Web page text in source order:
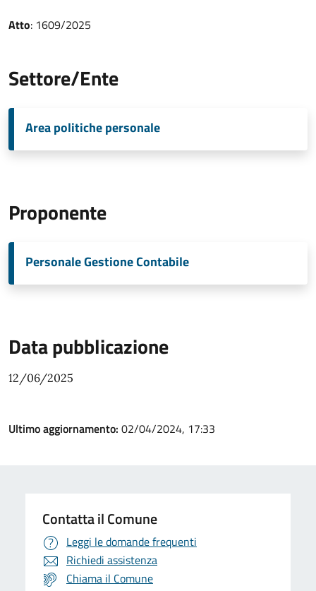
Atto: 1609/2025
Settore/Ente
Area politiche personale
Proponente
Personale Gestione Contabile
Data pubblicazione
12/06/2025
Ultimo aggiornamento: 02/04/2024, 17:33
Contatta il Comune
Leggi le domande frequenti
Richiedi assistenza
Chiama il Comune